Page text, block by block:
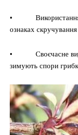
• Використання
ознаках скручування
• Своєчасне
зимують спори